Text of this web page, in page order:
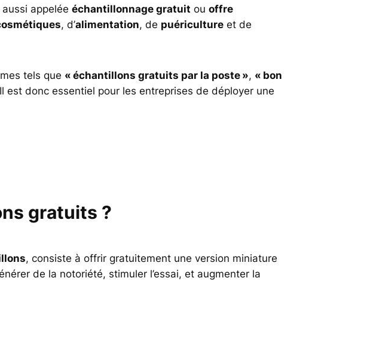
appelée échantillonnage gratuit ou offre
, d’alimentation, de puériculture et de
tels que « échantillons gratuits par la poste », « bon
est donc essentiel pour les entreprises de déployer une
gratuits ?
, consiste à offrir gratuitement une version miniature
de la notoriété, stimuler l’essai, et augmenter la